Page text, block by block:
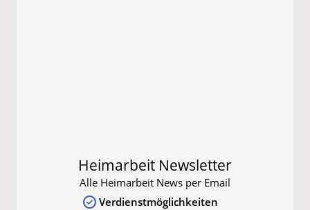
Heimarbeit Newsletter
Alle Heimarbeit News per Email
Verdienstmöglichkeiten